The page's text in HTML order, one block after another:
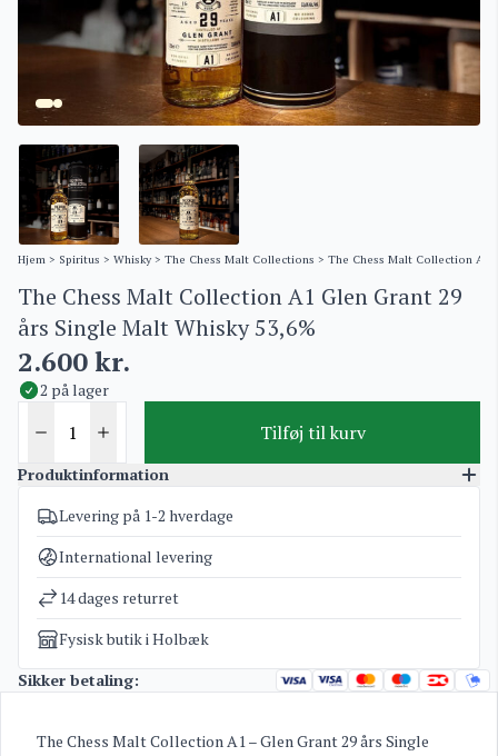
Hjem > Spiritus > Whisky> The Chess Malt Collections > The Chess Malt Collection A1
The Chess Malt Collection A1 Glen Grant 29
års Single Malt Whisky 53,6%
2.600kr.
2 på lager
Tilføj til kurv
Produktinformation
Varenummer
4112
Kategorier
Vægt
2 kg
Levering på 1-2 hverdage
International levering
14 dages returret
Fysisk butik i Holbæk
Sikker betaling:
The Chess Malt Collection A1 – Glen Grant 29 års Single